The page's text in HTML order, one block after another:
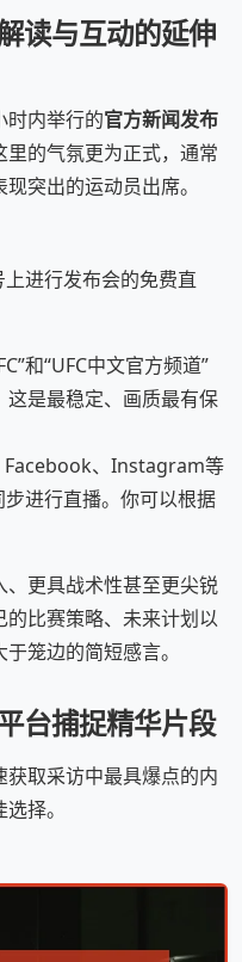
读与互动的延伸
时内举行的官方新闻发布
的气氛更为正式，通常
突出的运动员出席。
进行发布会的免费直
和“UFC中文官方频道”
是最稳定、画质最有保
Facebook、Instagram等
进行直播。你可以根据
更具战术性甚至更尖锐
比赛策略、未来计划以
笼边的简短感言。
台捕捉精华片段
取采访中最具爆点的内
择。